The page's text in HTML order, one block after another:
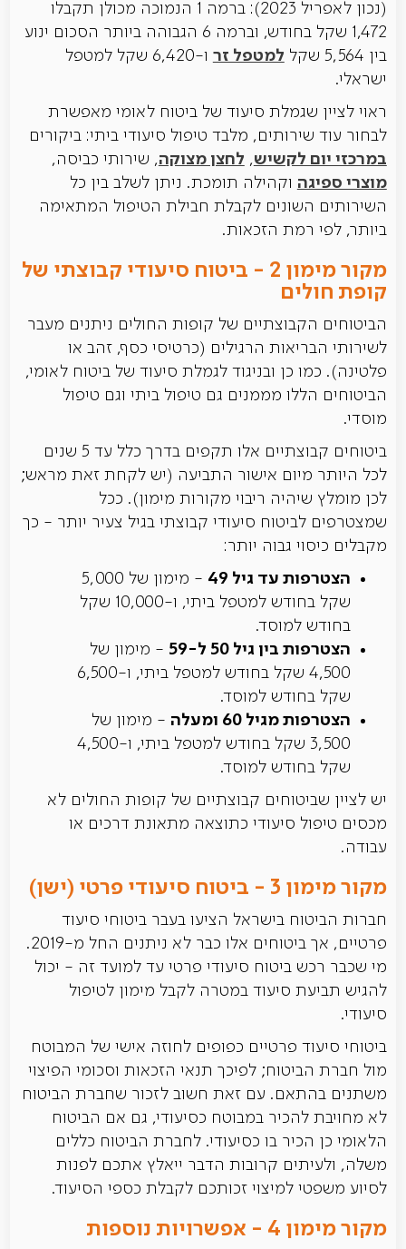
(נכון לאפריל 2023): ברמה 1 הנמוכה מכולן תקבלו
1,472 שקל בחודש, וברמה 6 הגבוהה ביותר הסכום ינוע
בין 5,564 שקל
למטפל זר
ו-6,420 שקל למטפל
ישראלי.
ראוי לציין שגמלת סיעוד של ביטוח לאומי מאפשרת
לבחור עוד שירותים, מלבד טיפול סיעודי ביתי: ביקורים
במרכזי יום לקשיש, לחצן מצוקה, שירותי כביסה,
מוצרי ספיגה וקהילה תומכת. ניתן לשלב בין כל
השירותים השונים לקבלת חבילת הטיפול המתאימה
ביותר, לפי רמת הזכאות.
מקור מימון 2 - ביטוח סיעודי קבוצתי של
קופת חולים
הביטוחים הקבוצתיים של קופות החולים ניתנים מעבר
לשירותי הבריאות הרגילים (כרטיסי כסף, זהב או
פלטינה). כמו כן ובניגוד לגמלת סיעוד של ביטוח לאומי,
הביטוחים הללו מממנים גם טיפול ביתי וגם טיפול
מוסדי.
ביטוחים קבוצתיים אלו תקפים בדרך כלל עד 5 שנים
לכל היותר מיום אישור התביעה (יש לקחת זאת מראש;
לכן מומלץ שיהיה ריבוי מקורות מימון). ככל
שמצטרפים לביטוח סיעודי קבוצתי בגיל צעיר יותר - כך
מקבלים כיסוי גבוה יותר:
הצטרפות עד גיל 49
- מימון של 5,000
שקל בחודש למטפל ביתי, ו-10,000 שקל
בחודש למוסד.
הצטרפות בין גיל 50 ל-59
- מימון של
4,500 שקל בחודש למטפל ביתי, ו-6,500
שקל בחודש למוסד.
הצטרפות מגיל 60 ומעלה
- מימון של
3,500 שקל בחודש למטפל ביתי, ו-4,500
שקל בחודש למוסד.
יש לציין שביטוחים קבוצתיים של קופות החולים לא
מכסים טיפול סיעודי כתוצאה מתאונת דרכים או
עבודה.
מקור מימון 3 - ביטוח סיעודי פרטי (ישן)
חברות הביטוח בישראל הציעו בעבר ביטוחי סיעוד
פרטיים, אך ביטוחים אלו כבר לא ניתנים החל מ-2019.
מי שכבר רכש ביטוח סיעודי פרטי עד למועד זה - יכול
להגיש תביעת סיעוד במטרה לקבל מימון לטיפול
סיעודי.
ביטוחי סיעוד פרטיים כפופים לחוזה אישי של המבוטח
מול חברת הביטוח; לפיכך תנאי הזכאות וסכומי הפיצוי
משתנים בהתאם. עם זאת חשוב לזכור שחברת הביטוח
לא מחויבת להכיר במבוטח כסיעודי, גם אם הביטוח
הלאומי כן הכיר בו כסיעודי. לחברת הביטוח כללים
משלה, ולעיתים קרובות הדבר ייאלץ אתכם לפנות
לסיוע משפטי למיצוי זכותכם לקבלת כספי הסיעוד.
מקור מימון 4 - אפשרויות נוספות